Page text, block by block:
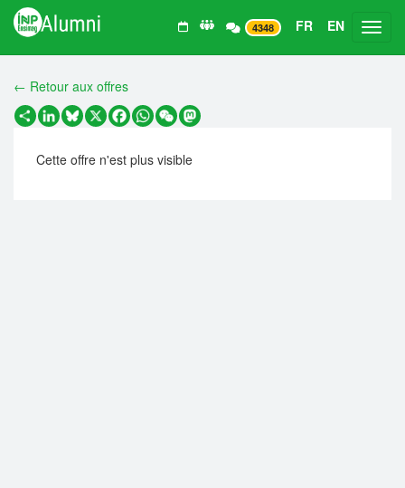
4348 FR EN
← Retour aux offres
PartagerLinkedIn
Bluesky
X Facebook
WhatsApp
WeChatMastodon
Cette offre n'est plus visible